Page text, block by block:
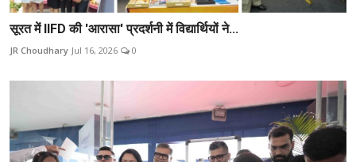
सूरत में IIFD की 'आरासा' प्रदर्शनी में विद्यार्थियों ने...
JR Choudhary Jul 16, 2026 0